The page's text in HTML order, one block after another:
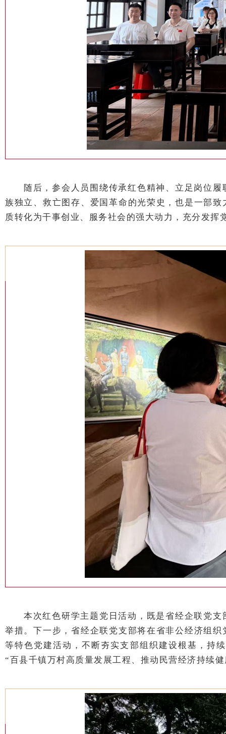
随后，参会人员围绕传承红色精神、立足岗位
族独立、救亡图存、爱国革命的光荣史，也是一部
质转化为干事创业、服务社会的强大动力，充分发挥
本次红色研学主题党日活动，既是省经企联党
举措。下一步，省经企联党支部将在省非公经济组
等特色党建活动，不断夯实支部组织建设根基，持
“百县千镇万村高质量发展工程、推动民营经济持续